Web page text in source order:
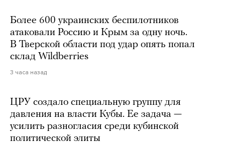
Более 600 украинских беспилотников
атаковали Россию и Крым за одну ночь.
В Тверской области под удар опять попал
склад Wildberries
3 часа назад
ЦРУ создало специальную группу для
давления на власти Кубы. Ее задача —
усилить разногласия среди кубинской
политической элиты